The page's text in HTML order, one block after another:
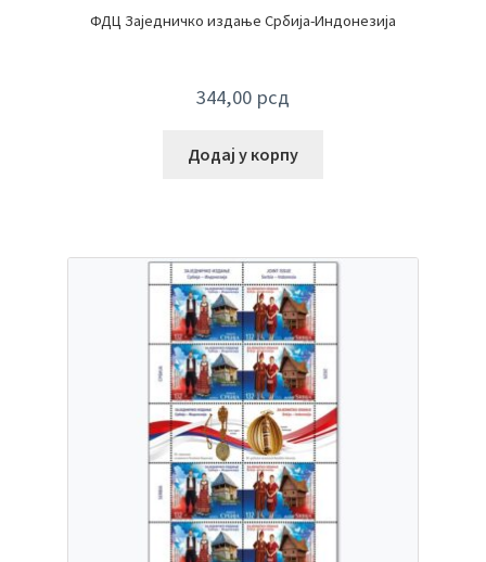
ФДЦ Заједничко издање Србија-Индонезија
344,00 рсд
Додај у корпу